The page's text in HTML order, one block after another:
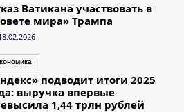
Ватикана участвовать в
мира» Трампа
подводит итоги 2025
выручка впервые
1,44 трлн рублей